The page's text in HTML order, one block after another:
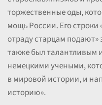
торжественные оды,
мощь России. Его
отраду старцам
также был талантливым
немецкими учеными,
в мировой истории, и
историю».